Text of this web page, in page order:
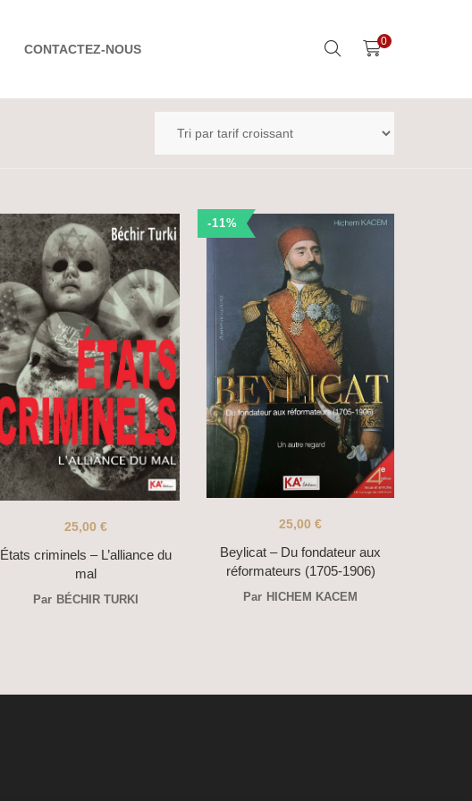
CONTACTEZ-NOUS
0
États criminels – L’alliance du
mal
25,00 €
Par BÉCHIR TURKI
-11%
Beylicat – Du fondateur aux
réformateurs (1705-1906)
25,00 €
Par HICHEM KACEM